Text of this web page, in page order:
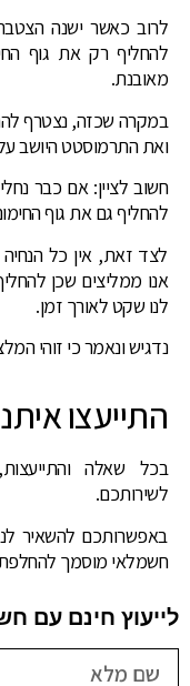
לרוב כאשר ישנה
להחליף רק את גוף
מאובנת.
במקרה שכזה, נצטרף
ואת התרמוסטט היושב
חשוב לציין: אם כבר
להחליף גם את גוף
לצד זאת, אין כל
אנו ממליצים שכן
לנו שקט לאורך זמן.
נדגיש ונאמר כי זוהי
התייעצו
בכל שאלה
לשירותכם.
באפשרותכם להשאיר
חשמלאי מוסמך
לייעוץ חינם עם